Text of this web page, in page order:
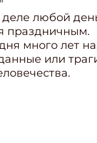
любой
праздничным.
много лет
или